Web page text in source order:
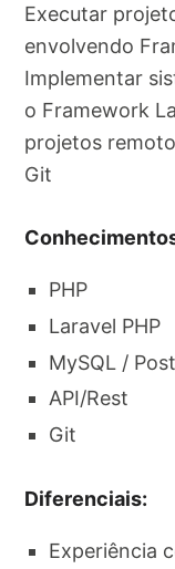
Executar
envolvendo
Implementar
o Framework
projetos
Git
PHP
Laravel PHP
MySQL /
API/Rest
Git
Diferenciais:
Experiência